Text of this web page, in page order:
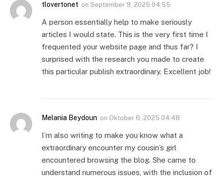
tlovertonet on September 9, 2025 04:55
A person essentially help to make seriously
articles I would state. This is the very first time I
frequented your website page and thus far? I
surprised with the research you made to create
this particular publish extraordinary. Excellent job!
Melania Beydoun on Oktober 6, 2025 04:48
I’m also writing to make you know what a
extraordinary encounter my cousin’s girl
encountered browsing the blog. She came to
understand numerous issues, with the inclusion of